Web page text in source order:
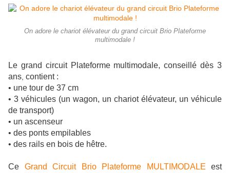
On adore le chariot élévateur du grand circuit Brio Plateforme
multimodale !
Le grand circuit Plateforme multimodale, conseillé dès 3
ans contient :
• une tour de 37 cm
• 3 véhicules (un wagon, un chariot élévateur, un véhicule
de transport)
• un ascenseur
• des ponts empilables
• des rails en bois de hêtre.
Ce Grand Circuit Brio Plateforme MULTIMODALE est